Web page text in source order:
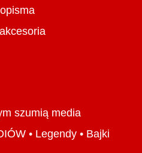
szumią media
• Legendy • Bajki